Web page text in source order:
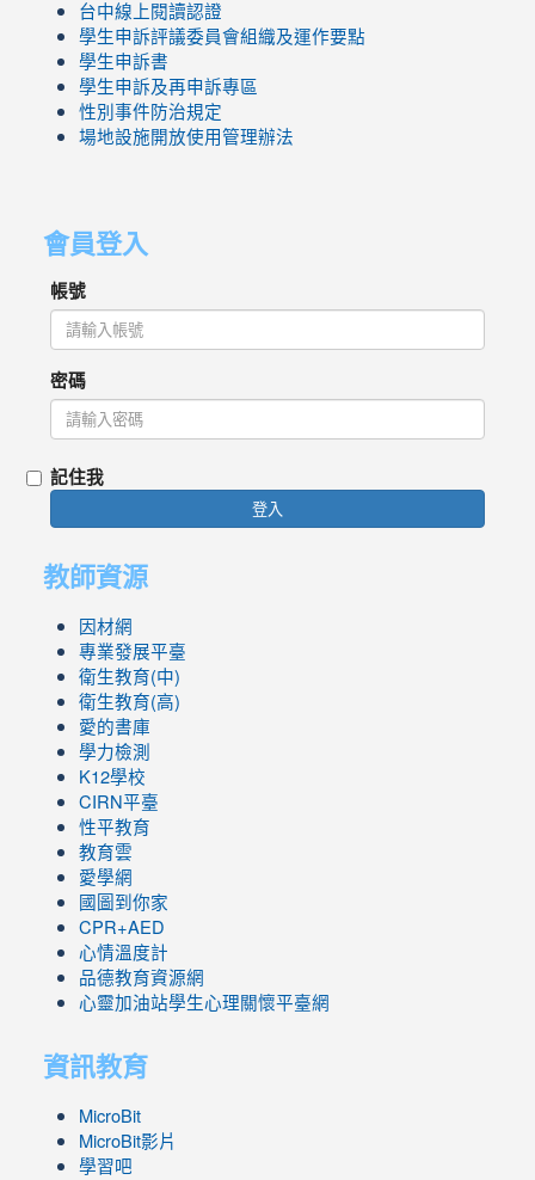
台中線上閱讀認證
學生申訴評議委員會組織及運作要點
學生申訴書
學生申訴及再申訴專區
性別事件防治規定
場地設施開放使用管理辦法
會員登入
帳號
密碼
記住我
登入
教師資源
因材網
專業發展平臺
衛生教育(中)
衛生教育(高)
愛的書庫
學力檢測
K12學校
CIRN平臺
性平教育
教育雲
愛學網
國圖到你家
CPR+AED
心情溫度計
品德教育資源網
心靈加油站學生心理關懷平臺網
資訊教育
MicroBit
MicroBit影片
學習吧